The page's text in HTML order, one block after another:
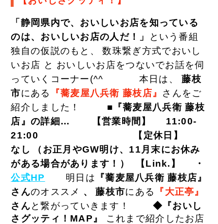
「静岡県内で、おいしいお店を知っている
のは、おいしいお店の人だ！」
という番組
独自の仮説のもと、
数珠繋ぎ方式でおいし
いお店 と おいしいお店をつないでお話を伺
っていくコーナー(^^ゞ
本日は、藤枝
市にある 『蕎麦屋八兵衛 藤枝店』 さんをご
紹介しました！
■『蕎麦屋八兵衛 藤枝
店』の詳細… 【営業時間】
11:00-
21:00
【 定休日】
なし
（お正月やGW明け、11月末にお休み
がある場合があります！）
【Link.】
・
公式HP
明日は 『蕎麦屋八兵衛 藤枝店』
さんのオススメ 、 藤枝市にある
『大正亭』
さんと繋がっていきます！
◆『おいし
さグッティ！MAP』
これまで紹介したお店